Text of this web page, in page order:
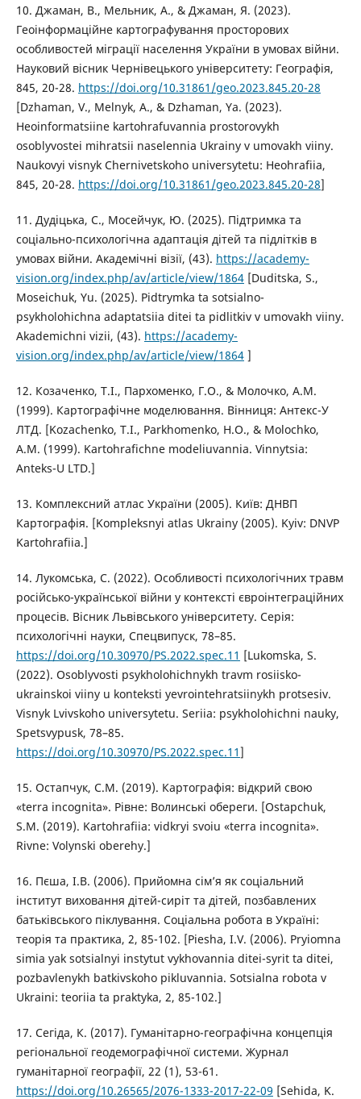
10. Джаман, В., Мельник, А., & Джаман, Я. (2023).
Геоінформаційне картографування просторових
особливостей міграції населення України в умовах війни.
Науковий вісник Чернівецького університету: Географія,
845, 20-28. https://doi.org/10.31861/geo.2023.845.20-28
[Dzhaman, V., Melnyk, A., & Dzhaman, Ya. (2023).
Heoinformatsiine kartohrafuvannia prostorovykh
osoblyvostei mihratsii naselennia Ukrainy v umovakh viiny.
Naukovyi visnyk Chernivetskoho universytetu: Heohrafiia,
845, 20-28. https://doi.org/10.31861/geo.2023.845.20-28]
11. Дудіцька, С., Мосейчук, Ю. (2025). Підтримка та
соціально-психологічна адаптація дітей та підлітків в
умовах війни. Академічні візії, (43). https://academy-
vision.org/index.php/av/article/view/1864[Duditska, S.,
Moseichuk, Yu. (2025). Pidtrymka ta sotsialno-
psykholohichna adaptatsiia ditei ta pidlitkiv v umovakh viiny.
Akademichni vizii, (43). https://academy-
vision.org/index.php/av/article/view/1864]
12. Козаченко, Т.І., Пархоменко, Г.О., & Молочко, А.М.
(1999). Картографічне моделювання. Вінниця: Антекс-У
ЛТД. [Kozachenko, T.I., Parkhomenko, H.O., & Molochko,
A.M. (1999). Kartohrafichne modeliuvannia. Vinnytsia:
Anteks-U LTD.]
13. Комплексний атлас України (2005). Київ: ДНВП
Картографія. [Kompleksnyi atlas Ukrainy (2005). Kyiv: DNVP
Kartohrafiia.]
14. Лукомська, С. (2022). Особливості психологічних травм
російсько-української війни у контексті євроінтеграційних
процесів. Вісник Львівського університету. Серія:
психологічні науки, Спецвипуск, 78–85.
https://doi.org/10.30970/PS.2022.spec.11 [Lukomska, S.
(2022). Osoblyvosti psykholohichnykh travm rosiisko-
ukrainskoi viiny u konteksti yevrointehratsiinykh protsesiv.
Visnyk Lvivskoho universytetu. Seriia: psykholohichni nauky,
Spetsvypusk, 78–85.
https://doi.org/10.30970/PS.2022.spec.11]
15. Остапчук, С.М. (2019). Картографія: відкрий свою
«terra incognita». Рівне: Волинські обереги. [Ostapchuk,
S.M. (2019). Kartohrafiia: vidkryi svoiu «terra incognita».
Rivne: Volynski oberehy.]
16. Пєша, І.В. (2006). Прийомна сім’я як соціальний
інститут виховання дітей-сиріт та дітей, позбавлених
батьківського піклування. Соціальна робота в Україні:
теорія та практика, 2, 85-102. [Piesha, I.V. (2006). Pryiomna
simia yak sotsialnyi instytut vykhovannia ditei-syrit ta ditei,
pozbavlenykh batkivskoho pikluvannia. Sotsialna robota v
Ukraini: teoriia ta praktyka, 2, 85-102.]
17. Сегіда, К. (2017). Гуманітарно-географічна концепція
регіональної геодемографічної системи. Журнал
гуманітарної географії, 22 (1), 53-61.
https://doi.org/10.26565/2076-1333-2017-22-09 [Sehida, K.